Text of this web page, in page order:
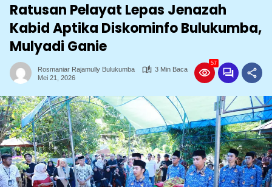
Ratusan Pelayat Lepas Jenazah
Kabid Aptika Diskominfo Bulukumba,
Mulyadi Ganie
Rosmaniar Rajamully Bulukumba
3 Min Baca
Mei 21, 2026
57